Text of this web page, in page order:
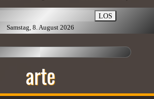
LOS
Samstag, 8. August 2026
arte